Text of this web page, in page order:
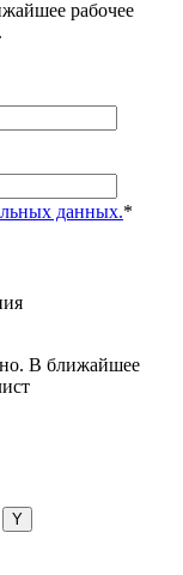
рабочее
данных.*
В ближайшее